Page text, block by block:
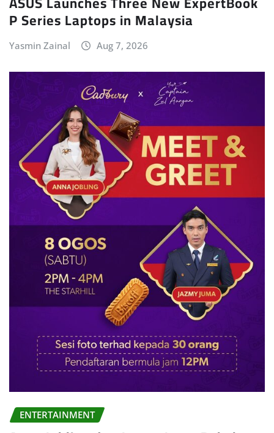
P Series Laptops in Malaysia
Yasmin Zainal Aug 7, 2026
ENTERTAINMENT